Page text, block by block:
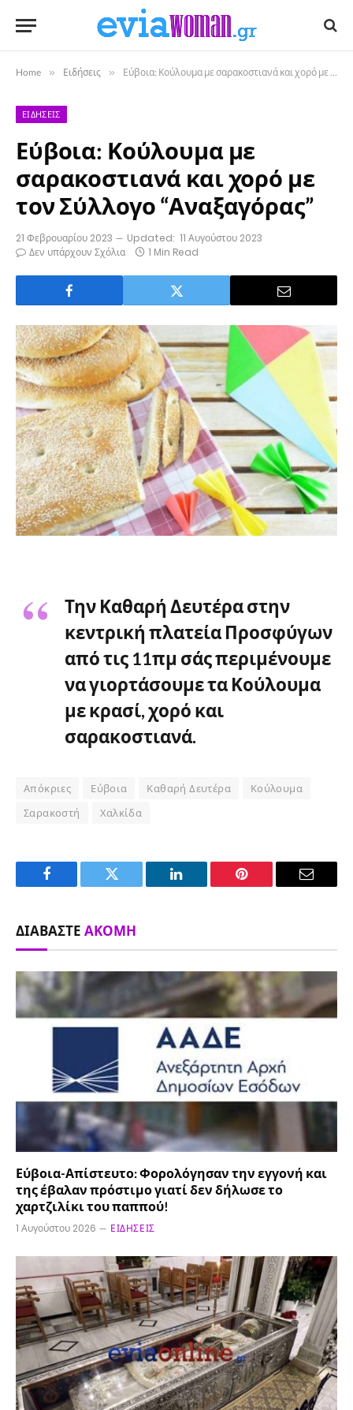
Home » Ειδήσεις » Εύβοια: Κούλουμα με σαρακοστιανά και χορό με τον Σύλλογο “Αναξαγόρας”
ΕΙΔΉΣΕΙΣ
Εύβοια: Κούλουμα με
σαρακοστιανά και χορό με
τον Σύλλογο “Αναξαγόρας”
21 Φεβρουαρίου 2023 Updated: 11 Αυγούστου 2023
Δεν υπάρχουν Σχόλια
1 Min Read
Την Καθαρή Δευτέρα στην
κεντρική πλατεία Προσφύγων
από τις 11πμ σάς περιμένουμε
να γιορτάσουμε τα Κούλουμα
με κρασί, χορό και
σαρακοστιανά.
Απόκριες Εύβοια Καθαρή Δευτέρα
Κούλουμα
Σαρακοστή
Χαλκίδα
Facebook Twitter LinkedIn Pinterest Email
ΔΙΑΒΆΣΤΕ ΑΚΌΜΗ
Εύβοια-Απίστευτο: Φορολόγησαν την εγγονή και
της έβαλαν πρόστιμο γιατί δεν δήλωσε το
χαρτζιλίκι του παππού!
1 Αυγούστου 2026 ΕΙΔΉΣΕΙΣ